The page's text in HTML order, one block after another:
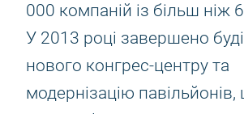
000 компаній із більш ніж
У 2013 році завершено
нового конгрес-центру та
модернізацію